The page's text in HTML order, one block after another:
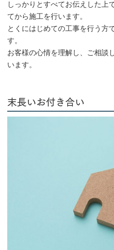
しっかりとすべてお伝えした上
てから施工を行います。
とくにはじめての工事を行う方
す。
お客様の心情を理解し、ご相談
います。
末長いお付き合い